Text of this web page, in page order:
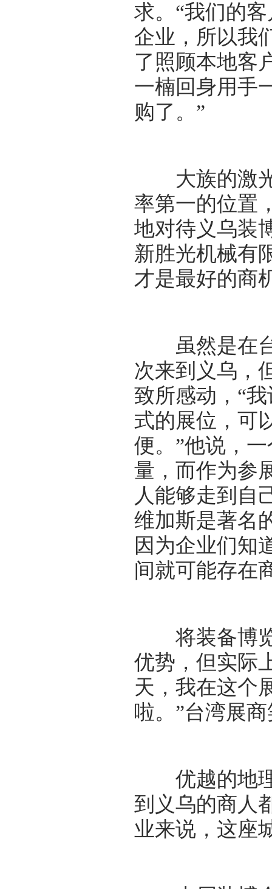
求。“我们的
企业，所以我
了照顾本地客
一楠回身用手
购了。”
大族的激光
率第一的位置
地对待义乌装
新胜光机械有
才是最好的商
虽然是在台
次来到义乌，
致所感动，“
式的展位，可
便。”他说，
量，而作为参
人能够走到自
维加斯是著名
因为企业们知
间就可能存在
将装备博览
优势，但实际
天，我在这个
啦。”台湾展
优越的地理
到义乌的商人
业来说，这座